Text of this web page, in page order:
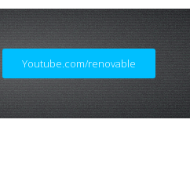
Youtube.com/renovable